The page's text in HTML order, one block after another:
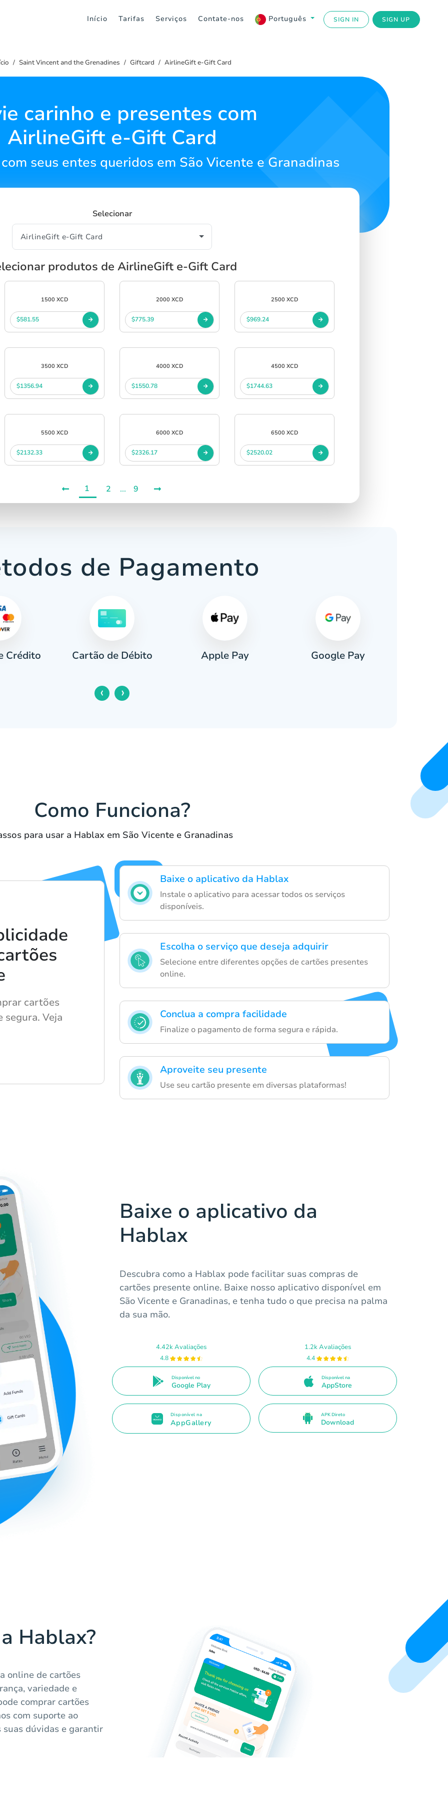
Início Tarifas Serviços Contate-nos Português SIGN IN SIGN UP
Saint Vincent and the Grenadines Giftcard AirlineGift e-Gift Card
carinho e presentes com
AirlineGift e-Gift Card
seus entes queridos em São Vicente e Granadinas
Selecionar
produtos de AirlineGift e-Gift Card
1500 XCD
$581.55
2000 XCD
$775.39
2500 XCD
$969.24
3500 XCD
$1356.94
4000 XCD
$1550.78
4500 XCD
$1744.63
5500 XCD
$2132.33
6000 XCD
$2326.17
6500 XCD
$2520.02
1 2 ... 9
de Pagamento
Crédito Cartão de Débito Apple Pay Google Pay
‹ ›
Como Funciona?
para usar a Hablax em São Vicente e Granadinas
Baixe o aplicativo da Hablax
Instale o aplicativo para acessar todos os serviços
disponíveis.
Escolha o serviço que deseja adquirir
Selecione entre diferentes opções de cartões presentes
online.
Conclua a compra facilidade
Finalize o pagamento de forma segura e rápida.
Aproveite seu presente
Use seu cartão presente em diversas plataformas!
cartões
segura. Veja
Baixe o aplicativo da
Hablax
Descubra como a Hablax pode facilitar suas compras de
cartões presente online. Baixe nosso aplicativo disponível em
São Vicente e Granadinas, e tenha tudo o que precisa na palma
da sua mão.
4.42k Avaliações
4.8
Disponível no
Google Play
1.2k Avaliações
4.4
Disponível na
AppStore
Disponível na
AppGallery
APK Direto
Download
Hablax?
online de cartões
variedade e
comprar cartões
com suporte ao
dúvidas e garantir